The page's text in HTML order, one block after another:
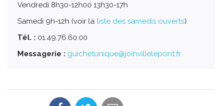
Vendredi 8h30-12h00 13h30-17h
Samedi 9h-12h (voir la liste des samedis ouverts)
Tél. : 01.49.76.60.00
Messagerie : guichetunique@joinvillelepont.fr